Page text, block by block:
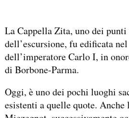
La Cappella Zita, uno dei
dell’escursione, fu edificata
dell’imperatore Carlo I, in
di Borbone-Parma.
Oggi, è uno dei pochi luoghi
esistenti a quelle quote.